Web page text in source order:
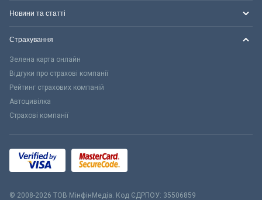
Новини та статті
Страхування
Зелена карта онлайн
Відгуки про страхові компанії
Рейтинг страхових компаній
Автоцивілка
Страхові компанії
© 2008-2026 ТОВ МiнфiнМедiа. Код ЄДРПОУ: 35506859